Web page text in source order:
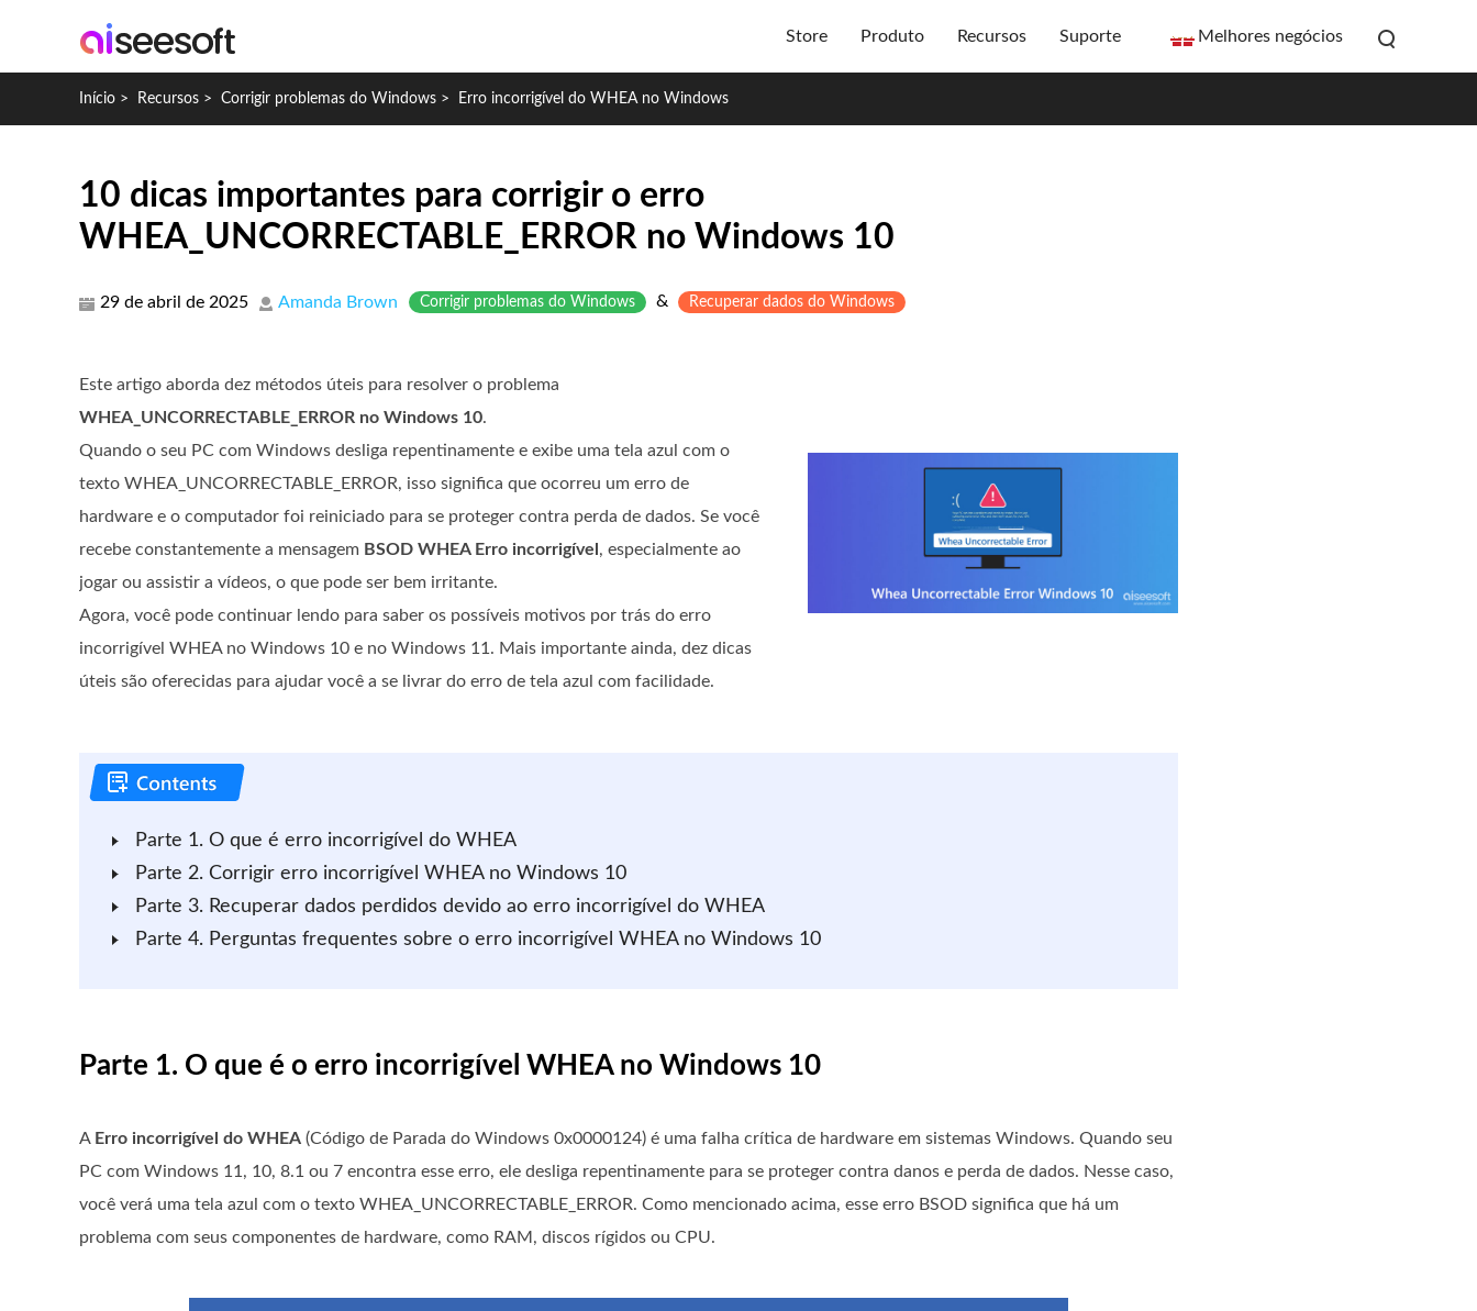
Store Produto Recursos Suporte Melhores negócios
Início > Recursos > Corrigir problemas do Windows > Erro incorrigível do WHEA no Windows
10 dicas importantes para corrigir o erro
WHEA_UNCORRECTABLE_ERROR no Windows 10
29 de abril de 2025 Amanda Brown Corrigir problemas do Windows & Recuperar dados do Windows
Este artigo aborda dez métodos úteis para resolver o problema
WHEA_UNCORRECTABLE_ERROR no Windows 10.
Quando o seu PC com Windows desliga repentinamente e exibe uma tela azul com o
texto WHEA_UNCORRECTABLE_ERROR, isso significa que ocorreu um erro de
hardware e o computador foi reiniciado para se proteger contra perda de dados. Se você
recebe constantemente a mensagem BSOD WHEA Erro incorrigível , especialmente ao
jogar ou assistir a vídeos, o que pode ser bem irritante.
Agora, você pode continuar lendo para saber os possíveis motivos por trás do erro
incorrigível WHEA no Windows 10 e no Windows 11. Mais importante ainda, dez dicas
úteis são oferecidas para ajudar você a se livrar do erro de tela azul com facilidade.
Parte 1. O que é erro incorrigível do WHEA
Parte 2. Corrigir erro incorrigível WHEA no Windows 10
Parte 3. Recuperar dados perdidos devido ao erro incorrigível do WHEA
Parte 4. Perguntas frequentes sobre o erro incorrigível WHEA no Windows 10
Parte 1. O que é o erro incorrigível WHEA no Windows 10
A Erro incorrigível do WHEA (Código de Parada do Windows 0x0000124) é uma falha crítica de hardware em sistemas Windows. Quando seu
PC com Windows 11, 10, 8.1 ou 7 encontra esse erro, ele desliga repentinamente para se proteger contra danos e perda de dados. Nesse caso,
você verá uma tela azul com o texto WHEA_UNCORRECTABLE_ERROR. Como mencionado acima, esse erro BSOD significa que há um
problema com seus componentes de hardware, como RAM, discos rígidos ou CPU.